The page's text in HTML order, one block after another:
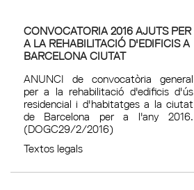
CONVOCATORIA 2016 AJUTS PER
A LA REHABILITACIÓ D'EDIFICIS A
BARCELONA CIUTAT
ANUNCI de convocatòria general
per a la rehabilitació d'edificis d'ús
residencial i d'habitatges a la ciutat
de Barcelona per a l'any 2016.
(DOGC29/2/2016)
Textos legals